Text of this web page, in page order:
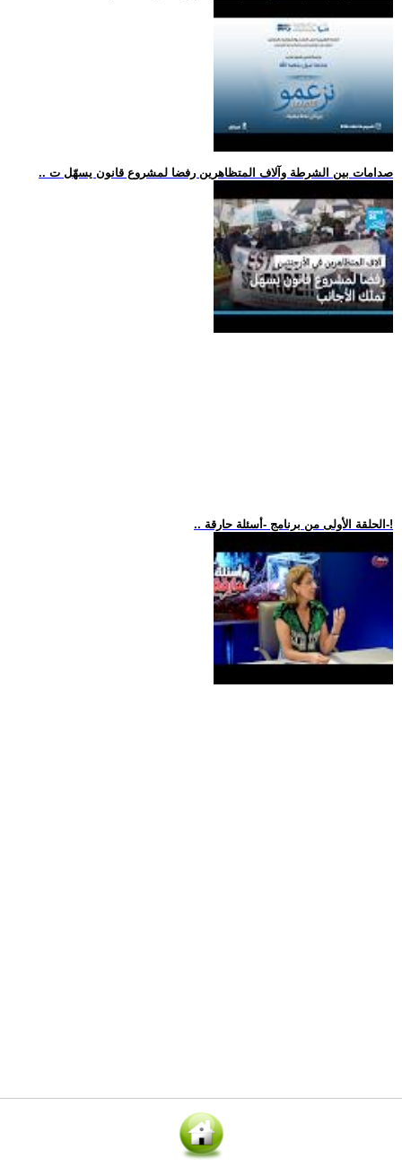
.. صدامات بين الشرطة وآلاف المتظاهرين رفضا لمشروع قانون يسهّل ت
.. الحلقة الأولى من برنامج -أسئلة حارقة-!